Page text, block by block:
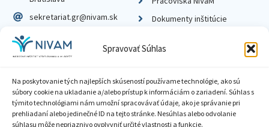
Spravovať Súhlas
Na poskytovanie tých najlepších skúseností používame technológie, ako sú
súbory cookie na ukladanie a/alebo prístup k informáciám o zariadení. Súhlas s
týmito technológiami nám umožní spracovávať údaje, ako je správanie pri
prehliadaní alebo jedinečné ID na tejto stránke. Nesúhlas alebo odvolanie
súhlasu môže nepriaznivo ovplyvniť určité vlastnosti a funkcie.
sekretariat.gr@nivam.sk
IČO: 00164348
DIČ: 2020798714
Dokumenty inštitúcie
Zásady ochrany súkromia